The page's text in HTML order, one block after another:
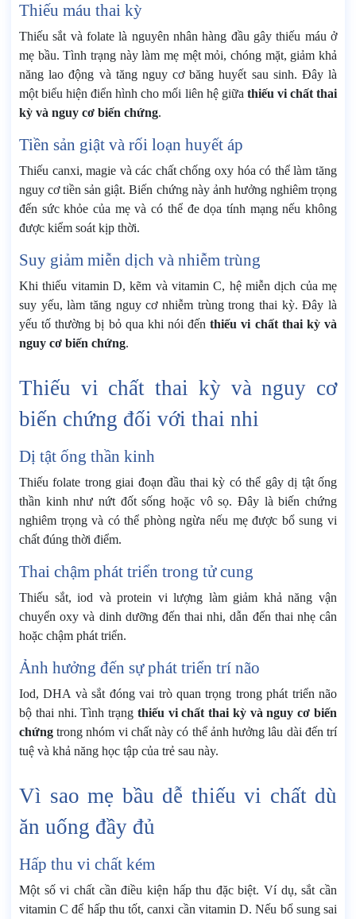
Thiếu máu thai kỳ
Thiếu sắt và folate là nguyên nhân hàng đầu gây thiếu máu ở
mẹ bầu. Tình trạng này làm mẹ mệt mỏi, chóng mặt, giảm khả
năng lao động và tăng nguy cơ băng huyết sau sinh. Đây là
một biểu hiện điển hình cho mối liên hệ giữa thiếu vi chất thai
kỳ và nguy cơ biến chứng.
Tiền sản giật và rối loạn huyết áp
Thiếu canxi, magie và các chất chống oxy hóa có thể làm tăng
nguy cơ tiền sản giật. Biến chứng này ảnh hưởng nghiêm trọng
đến sức khỏe của mẹ và có thể đe dọa tính mạng nếu không
được kiểm soát kịp thời.
Suy giảm miễn dịch và nhiễm trùng
Khi thiếu vitamin D, kẽm và vitamin C, hệ miễn dịch của mẹ
suy yếu, làm tăng nguy cơ nhiễm trùng trong thai kỳ. Đây là
yếu tố thường bị bỏ qua khi nói đếnthiếu vi chất thai kỳ và
nguy cơ biến chứng.
Thiếu vi chất thai kỳ và nguy cơ
biến chứng đối với thai nhi
Dị tật ống thần kinh
Thiếu folate trong giai đoạn đầu thai kỳ có thể gây dị tật ống
thần kinh như nứt đốt sống hoặc vô sọ. Đây là biến chứng
nghiêm trọng và có thể phòng ngừa nếu mẹ được bổ sung vi
chất đúng thời điểm.
Thai chậm phát triển trong tử cung
Thiếu sắt, iod và protein vi lượng làm giảm khả năng vận
chuyển oxy và dinh dưỡng đến thai nhi, dẫn đến thai nhẹ cân
hoặc chậm phát triển.
Ảnh hưởng đến sự phát triển trí não
Iod, DHA và sắt đóng vai trò quan trọng trong phát triển não
bộ thai nhi. Tình trạng thiếu vi chất thai kỳ và nguy cơ biến
chứng trong nhóm vi chất này có thể ảnh hưởng lâu dài đến trí
tuệ và khả năng học tập của trẻ sau này.
Vì sao mẹ bầu dễ thiếu vi chất dù
ăn uống đầy đủ
Hấp thu vi chất kém
Một số vi chất cần điều kiện hấp thu đặc biệt. Ví dụ, sắt cần
vitamin C để hấp thu tốt, canxi cần vitamin D. Nếu bổ sung sai